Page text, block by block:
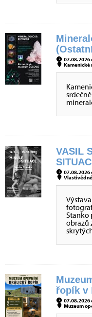
07.08.2026
Kamenické
VASIL
07.08.2026
Stanko
obrazů
řopík v
07.08.2026
Muzeum